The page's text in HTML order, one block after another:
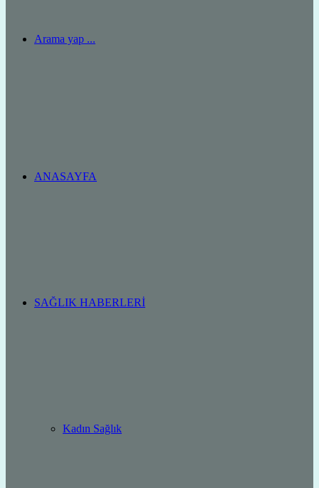
Arama yap ...
ANASAYFA
SAĞLIK HABERLERI
Kadın Sağlık